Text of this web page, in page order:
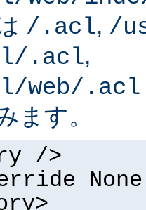
/.acl, /
.acl,
web/.acl
ます。
/>
None